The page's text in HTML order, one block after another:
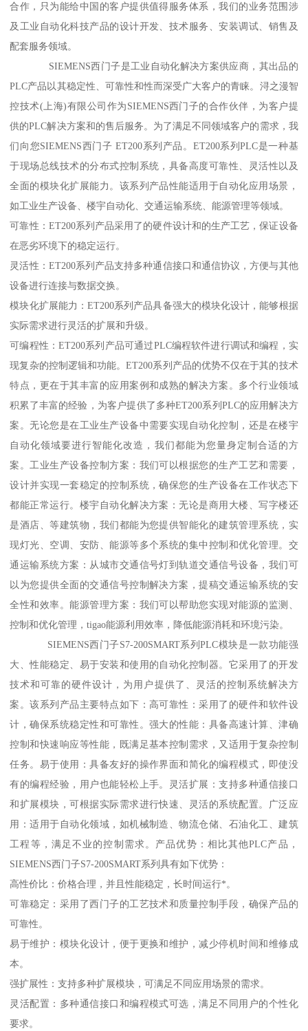
合作，只为能给中国的客户提供值得服务体系，我们的业务范围涉
及工业自动化科技产品的设计开发、技术服务、安装调试、销售及
配套服务领域。
SIEMENS西门子是工业自动化解决方案供应商，其出品的
PLC产品以其稳定性、可靠性和性而深受广大客户的青睐。浔之漫智
控技术(上海)有限公司作为SIEMENS西门子的合作伙伴，为客户提
供的PLC解决方案和的售后服务。为了满足不同领域客户的需求，我
们向您SIEMENS西门子 ET200系列产品。ET200系列PLC是一种基
于现场总线技术的分布式控制系统，具备高度可靠性、灵活性以及
全面的模块化扩展能力。该系列产品性能适用于自动化应用场景，
如工业生产设备、楼宇自动化、交通运输系统、能源管理等领域。
可靠性：ET200系列产品采用了的硬件设计和的生产工艺，保证设备
在恶劣环境下的稳定运行。
灵活性：ET200系列产品支持多种通信接口和通信协议，方便与其他
设备进行连接与数据交换。
模块化扩展能力：ET200系列产品具备强大的模块化设计，能够根据
实际需求进行灵活的扩展和升级。
可编程性：ET200系列产品可通过PLC编程软件进行调试和编程，实
现复杂的控制逻辑和功能。ET200系列产品的优势不仅在于其的技术
特点，更在于其丰富的应用案例和成熟的解决方案。多个行业领域
积累了丰富的经验，为客户提供了多种ET200系列PLC的应用解决方
案。无论您是在工业生产设备中需要实现自动化控制，还是在楼宇
自动化领域要进行智能化改造，我们都能为您量身定制合适的方
案。工业生产设备控制方案：我们可以根据您的生产工艺和需要，
设计并实现一套稳定的控制系统，确保您的生产设备在工作状态下
都能正常运行。楼宇自动化解决方案：无论是商用大楼、写字楼还
是酒店、等建筑物，我们都能为您提供智能化的建筑管理系统，实
现灯光、空调、安防、能源等多个系统的集中控制和优化管理。交
通运输系统方案：从城市交通信号灯到轨道交通信号设备，我们可
以为您提供全面的交通信号控制解决方案，提稿交通运输系统的安
全性和效率。能源管理方案：我们可以帮助您实现对能源的监测、
控制和优化管理，tigao能源利用效率，降低能源消耗和环境污染。
SIEMENS西门子S7-200SMART系列PLC模块是一款功能强
大、性能稳定、易于安装和使用的自动化控制器。它采用了的开发
技术和可靠的硬件设计，为用户提供了、灵活的控制系统解决方
案。该系列产品主要特点如下：高可靠性：采用了的硬件和软件设
计，确保系统稳定性和可靠性。强大的性能：具备高速计算、津确
控制和快速响应等性能，既满足基本控制需求，又适用于复杂控制
任务。易于使用：具备友好的操作界面和简化的编程模式，即使没
有的编程经验，用户也能轻松上手。灵活扩展：支持多种通信接口
和扩展模块，可根据实际需求进行快速、灵活的系统配置。广泛应
用：适用于自动化领域，如机械制造、物流仓储、石油化工、建筑
工程等，满足不业的控制需求。产品优势：相比其他PLC产品，
SIEMENS西门子S7-200SMART系列具有如下优势：
高性价比：价格合理，并且性能稳定，长时间运行*。
可靠稳定：采用了西门子的工艺技术和质量控制手段，确保产品的
可靠性。
易于维护：模块化设计，便于更换和维护，减少停机时间和维修成
本。
强扩展性：支持多种扩展模块，可满足不同应用场景的需求。
灵活配置：多种通信接口和编程模式可选，满足不同用户的个性化
要求。